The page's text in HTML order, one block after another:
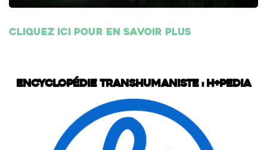
Cliquez ici pour en savoir plus
Encyclopédie transhumaniste : H+Pedia